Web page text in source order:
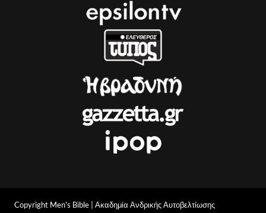
Copyright Men's Bible | Ακαδημία Ανδρικής Αυτοβελτίωσης